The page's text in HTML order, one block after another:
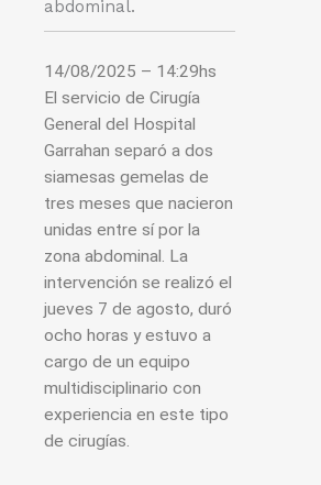
14/08/2025 – 14:29hs
El servicio de Cirugía
General del Hospital
Garrahan separó a dos
siamesas gemelas de
tres meses que nacieron
unidas entre sí por la
zona abdominal. La
intervención se realizó el
jueves 7 de agosto, duró
ocho horas y estuvo a
cargo de un equipo
multidisciplinario con
experiencia en este tipo
de cirugías.